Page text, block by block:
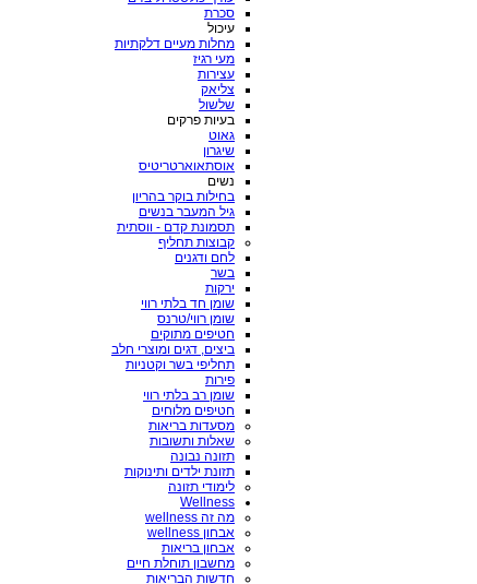
סכרת
עיכול
מחלות מעיים דלקתיות
מעי רגיז
עצירות
צליאק
שלשול
בעיות פרקים
גאוט
שיגרון
אוסתאוארטריטיס
נשים
בחילות בוקר בהריון
גיל המעבר בנשים
תסמונת קדם - ווסתית
קבוצות תחליף
לחם ודגנים
בשר
ירקות
שומן חד בלתי רווי
שומן רווי/טרנס
חטיפים מתוקים
ביצים, דגים ומוצרי חלב
תחליפי בשר וקטניות
פירות
שומן רב בלתי רווי
חטיפים מלוחים
מסעדות בריאות
שאלות ותשובות
תזונה נבונה
תזונת ילדים ותינוקות
לימודי תזונה
Wellness
מה זה wellness
אבחון wellness
אבחון בריאות
מחשבון תוחלת חיים
חדשות הבריאות